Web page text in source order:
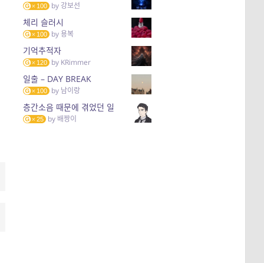
100 by 강보선
체리 슬러시
100 by용복
기억추적자
120 by KRimmer
일출 – DAY BREAK
100 by 남이랑
층간소음 때문에 겪었던 일
25 by 배짱이